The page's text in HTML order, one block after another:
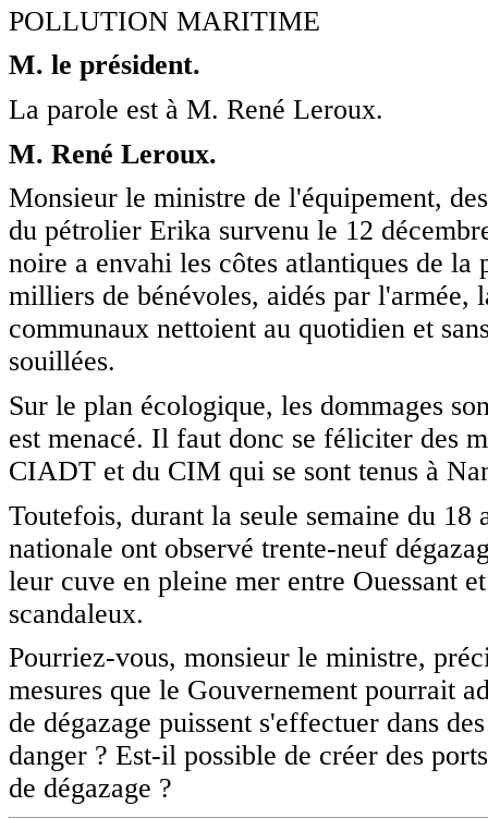
POLLUTION MARITIME
M. le président.
La parole est à M. René Leroux.
M. René Leroux.
Monsieur le ministre de l'équipement,
du pétrolier Erika survenu le 12
noire a envahi les côtes atlantiques de
milliers de bénévoles, aidés par l'armée,
communaux nettoient au quotidien et
souillées.
Sur le plan écologique, les dommages
est menacé. Il faut donc se féliciter des
CIADT et du CIM qui se sont tenus à
Toutefois, durant la seule semaine du
nationale ont observé trente-neuf
leur cuve en pleine mer entre Ouessant
scandaleux.
Pourriez-vous, monsieur le ministre,
mesures que le Gouvernement pourrait
de dégazage puissent s'effectuer dans
danger ? Est-il possible de créer des
de dégazage ?